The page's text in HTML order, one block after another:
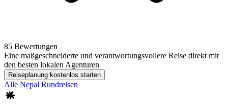
85 Bewertungen
Eine maßgeschneiderte und verantwortungsvollere Reise direkt mit
den besten lokalen Agenturen
Reiseplanung kostenlos starten
Alle Nepal Rundreisen